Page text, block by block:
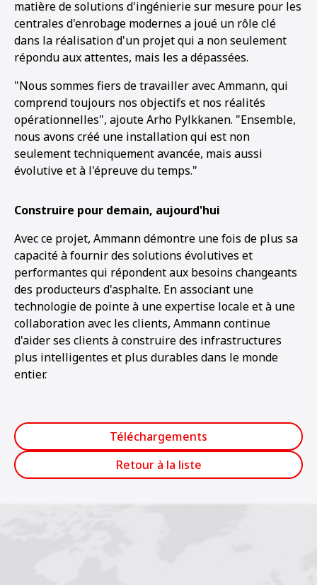
matière de solutions d'ingénierie sur mesure pour les
centrales d'enrobage modernes a joué un rôle clé
dans la réalisation d'un projet qui a non seulement
répondu aux attentes, mais les a dépassées.
"Nous sommes fiers de travailler avec Ammann, qui
comprend toujours nos objectifs et nos réalités
opérationnelles", ajoute Arho Pylkkanen. "Ensemble,
nous avons créé une installation qui est non
seulement techniquement avancée, mais aussi
évolutive et à l'épreuve du temps."
Construire pour demain, aujourd'hui
Avec ce projet, Ammann démontre une fois de plus sa
capacité à fournir des solutions évolutives et
performantes qui répondent aux besoins changeants
des producteurs d'asphalte. En associant une
technologie de pointe à une expertise locale et à une
collaboration avec les clients, Ammann continue
d'aider ses clients à construire des infrastructures
plus intelligentes et plus durables dans le monde
entier.
Téléchargements
Retour à la liste